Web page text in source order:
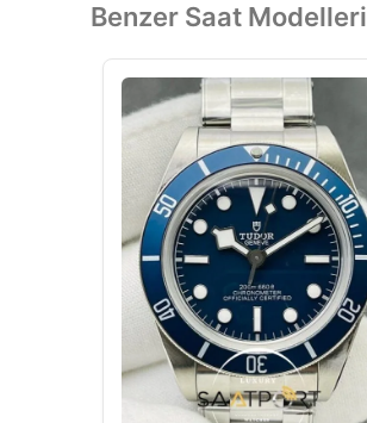
Benzer Saat Modelleri